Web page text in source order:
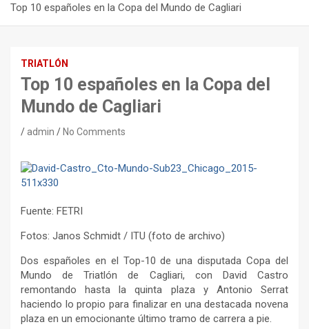
Top 10 españoles en la Copa del Mundo de Cagliari
TRIATLÓN
Top 10 españoles en la Copa del
Mundo de Cagliari
admin No Comments
Fuente: FETRI
Fotos: Janos Schmidt / ITU (foto de archivo)
Dos españoles en el Top-10 de una disputada Copa del
Mundo de Triatlón de Cagliari, con David Castro
remontando hasta la quinta plaza y Antonio Serrat
haciendo lo propio para finalizar en una destacada novena
plaza en un emocionante último tramo de carrera a pie.